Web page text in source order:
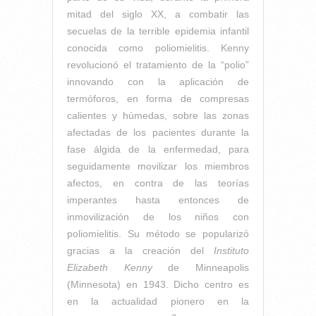
mitad del siglo XX, a combatir las
secuelas de la terrible epidemia infantil
conocida como poliomielitis. Kenny
revolucionó el tratamiento de la “polio”
innovando con la aplicación de
termóforos, en forma de compresas
calientes y húmedas, sobre las zonas
afectadas de los pacientes durante la
fase álgida de la enfermedad, para
seguidamente movilizar los miembros
afectos, en contra de las teorías
imperantes hasta entonces de
inmovilización de los niños con
poliomielitis. Su método se popularizó
gracias a la creación del Instituto
Elizabeth Kennyde Minneapolis
(Minnesota) en 1943. Dicho centro es
en la actualidad pionero en la